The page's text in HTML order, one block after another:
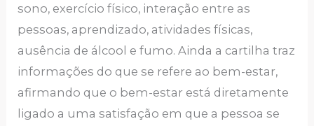
sono, exercício físico, interação entre as
pessoas, aprendizado, atividades físicas,
ausência de álcool e fumo. Ainda a cartilha traz
informações do que se refere ao bem-estar,
afirmando que o bem-estar está diretamente
ligado a uma satisfação em que a pessoa se